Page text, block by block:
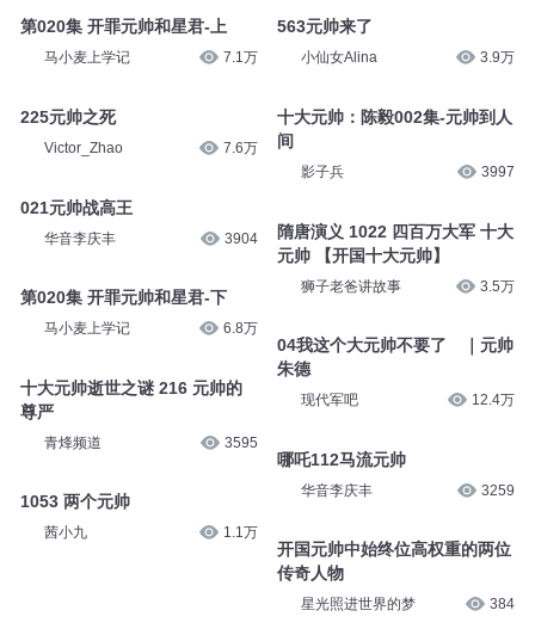
第020集 开罪元帅和星君-上
马小麦上学记 7.1万
225元帅之死
Victor_Zhao 7.6万
021元帅战高王
华音李庆丰 3904
第020集 开罪元帅和星君-下
马小麦上学记 6.8万
十大元帅逝世之谜 216 元帅的
尊严
青烽频道 3595
1053 两个元帅
茜小九 1.1万
563元帅来了
小仙女Alina 3.9万
十大元帅：陈毅002集-元帅到人
间
影子兵 3997
隋唐演义 1022 四百万大军 十大
元帅 【开国十大元帅】
狮子老爸讲故事 3.5万
04我这个大元帅不要了 ｜元帅
朱德
现代军吧 12.4万
哪吒112马流元帅
华音李庆丰 3259
开国元帅中始终位高权重的两位
传奇人物
星光照进世界的梦 384